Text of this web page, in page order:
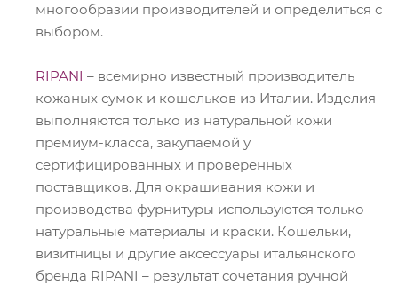
многообразии производителей и определиться с
выбором.
RIPANI – всемирно известный производитель
кожаных сумок и кошельков из Италии. Изделия
выполняются только из натуральной кожи
премиум-класса, закупаемой у
сертифицированных и проверенных
поставщиков. Для окрашивания кожи и
производства фурнитуры используются только
натуральные материалы и краски. Кошельки,
визитницы и другие аксессуары итальянского
бренда RIPANI – результат сочетания ручной